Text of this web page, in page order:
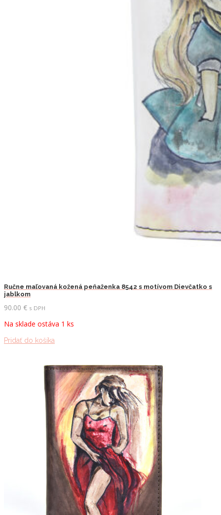
Ručne maľovaná kožená peňaženka 8542 s motívom Dievčatko s
jablkom
90.00 € s DPH
Na sklade ostáva 1 ks
Pridať do košíka